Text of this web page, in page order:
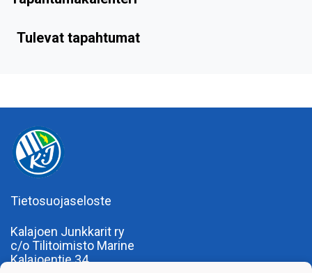
Tulevat tapahtumat
Tietosuojaseloste
Kalajoen Junkkarit ry
c/o Tilitoimisto Marine
Kalajoentie 34